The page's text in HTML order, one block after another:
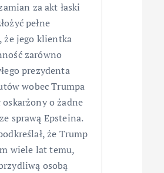
za akt łaski
pełne
że jego klientka
zarówno
prezydenta
wobec Trumpa
o żadne
sprawą Epsteina.
że Trump
wiele lat temu,
osobą